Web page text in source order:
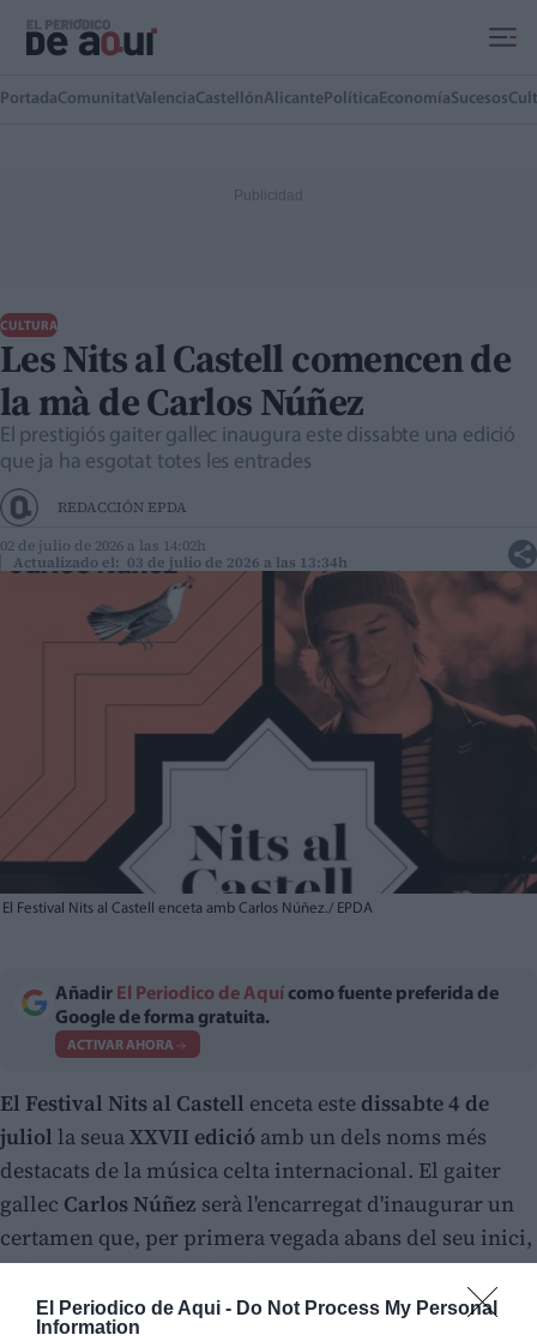
El Periodico de Aqui - Do Not Process My Personal
Information
PortadaComunitatValenciaCastellónAlicante Política EconomíaSucesos
CULTURA
Les Nits al Castell comencen de
la mà de Carlos Núñez
El prestigiós gaiter gallec inaugura este dissabte una edició
que ja ha esgotat totes les entrades
REDACCIÓN EPDA
02 de julio de 2026 a las 14:02h
Actualizado el: 03 de julio de 2026 a las 13:34h
El Festival Nits al Castell enceta amb Carlos Núñez./ EPDA
Añadir El Periodico de Aquí como fuente preferida de
Google de forma gratuita.
ACTIVAR AHORA
El Festival Nits al Castell enceta este dissabte 4 de
juliol la seuaXXVII edició amb un dels noms més
destacats de la música celta internacional. El gaiter
gallec Carlos Núñez serà l'encarregat d'inaugurar un
certamen que, per primera vegada abans del seu inici,
ja ha esgotat totes les localitats dels concerts
programats.